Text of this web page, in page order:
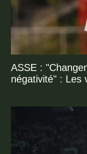
ASSE :
négativité" : Les